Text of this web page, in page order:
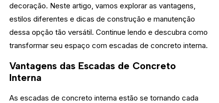
decoração. Neste artigo, vamos explorar as vantagens,
estilos diferentes e dicas de construção e manutenção
dessa opção tão versátil. Continue lendo e descubra como
transformar seu espaço com escadas de concreto interna.
Vantagens das Escadas de Concreto
Interna
As escadas de concreto interna estão se tornando cada